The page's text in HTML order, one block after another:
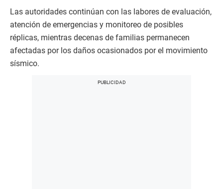
Las autoridades continúan con las labores de evaluación,
atención de emergencias y monitoreo de posibles
réplicas, mientras decenas de familias permanecen
afectadas por los daños ocasionados por el movimiento
sísmico.